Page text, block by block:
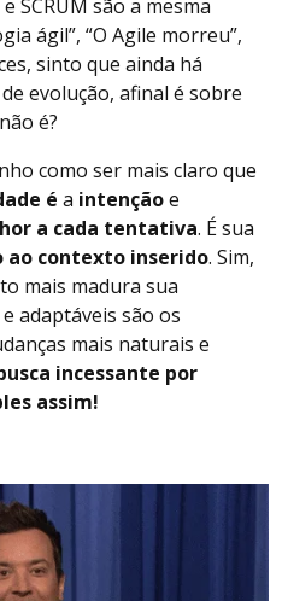
SCRUM são a mesma
ágil”, “O Agile morreu”,
sinto que ainda há
evolução, afinal é sobre
é?
como ser mais claro que
é a intençãoe
a cada tentativa. É sua
ao contexto inserido. Sim,
mais madura sua
adaptáveis são os
mais naturais e
incessante por
assim!